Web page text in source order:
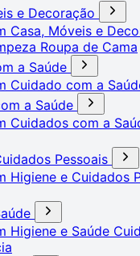
e Decoração
Casa, Móveis e
Roupa de Cama
a Saúde
Cuidado com a
a Saúde
Cuidados com a
Pessoais
Higiene e Cuidados
Higiene e Saúde